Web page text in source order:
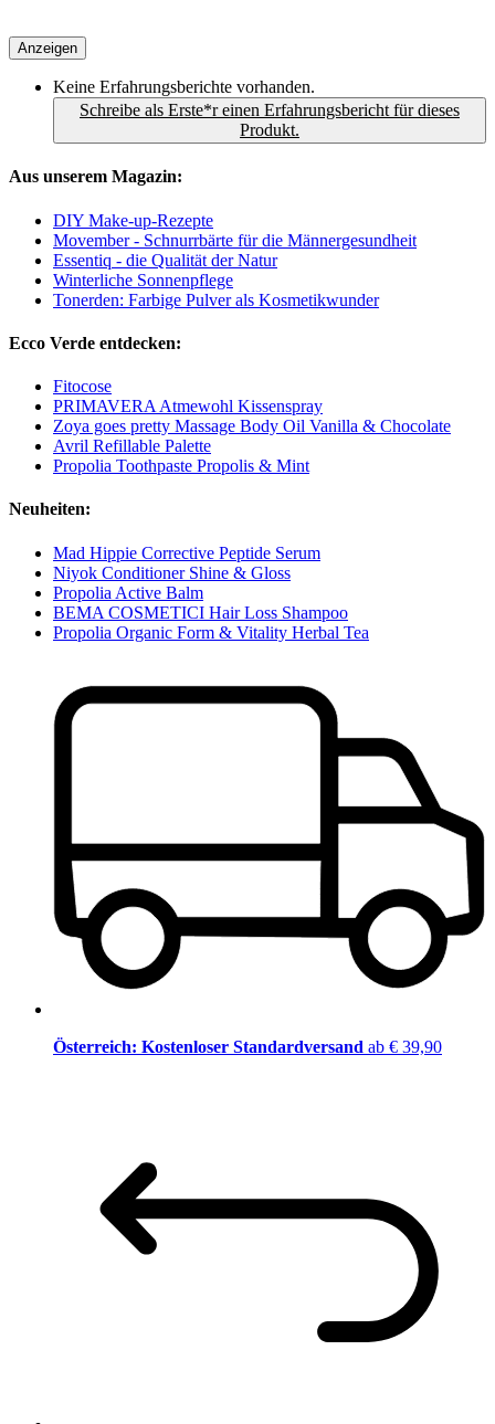
Anzeigen
Keine Erfahrungsberichte vorhanden.
Schreibe als Erste*r einen Erfahrungsbericht für dieses
Produkt.
Aus unserem Magazin:
DIY Make-up-Rezepte
Movember - Schnurrbärte für die Männergesundheit
Essentiq - die Qualität der Natur
Winterliche Sonnenpflege
Tonerden: Farbige Pulver als Kosmetikwunder
Ecco Verde entdecken:
Fitocose
PRIMAVERA Atmewohl Kissenspray
Zoya goes pretty Massage Body Oil Vanilla & Chocolate
Avril Refillable Palette
Propolia Toothpaste Propolis & Mint
Neuheiten:
Mad Hippie Corrective Peptide Serum
Niyok Conditioner Shine & Gloss
Propolia Active Balm
BEMA COSMETICI Hair Loss Shampoo
Propolia Organic Form & Vitality Herbal Tea
Österreich: Kostenloser Standardversand ab € 39,90